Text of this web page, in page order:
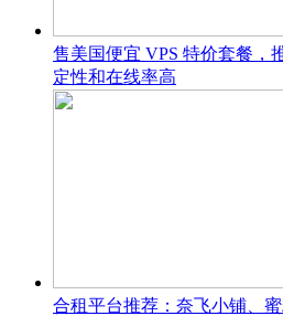
售美国便宜 VPS 特价套餐，
定性和在线率高
合租平台推荐：奈飞小铺、